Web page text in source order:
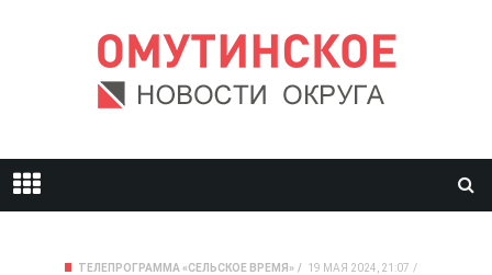
ТЕЛЕПРОГРАММА «СЕЛЬСКОЕ ВРЕМЯ» 19 МАЯ 2024, 21:07